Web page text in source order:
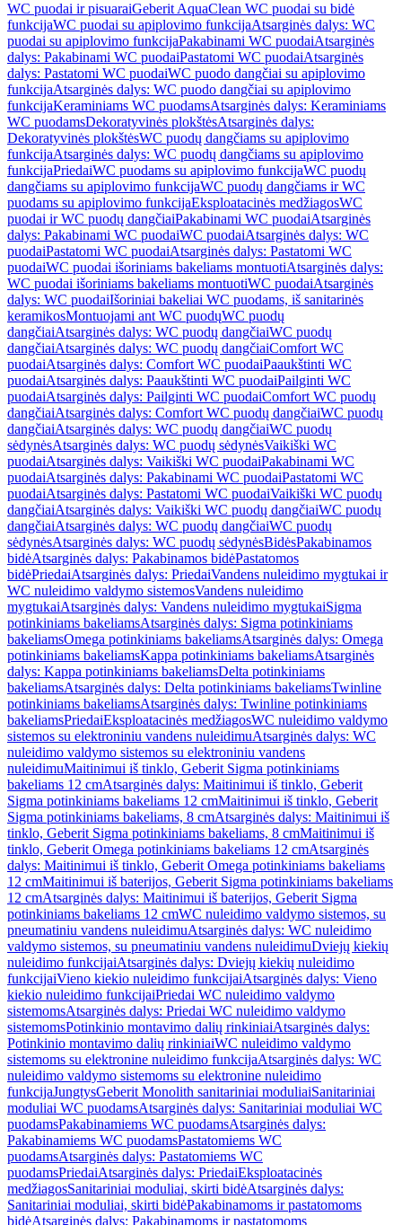
WC puodai ir pisuaraiGeberit AquaClean WC puodai su bidė
funkcijaWC puodai su apiplovimo funkcijaAtsarginės dalys: WC
puodai su apiplovimo funkcijaPakabinami WC puodaiAtsarginės
dalys: Pakabinami WC puodaiPastatomi WC puodaiAtsarginės
dalys: Pastatomi WC puodaiWC puodo dangčiai su apiplovimo
funkcijaAtsarginės dalys: WC puodo dangčiai su apiplovimo
funkcijaKeraminiams WC puodamsAtsarginės dalys: Keraminiams
WC puodamsDekoratyvinės plokštėsAtsarginės dalys:
Dekoratyvinės plokštėsWC puodų dangčiams su apiplovimo
funkcijaAtsarginės dalys: WC puodų dangčiams su apiplovimo
funkcijaPriedaiWC puodams su apiplovimo funkcijaWC puodų
dangčiams su apiplovimo funkcijaWC puodų dangčiams ir WC
puodams su apiplovimo funkcijaEksploatacinės medžiagosWC
puodai ir WC puodų dangčiaiPakabinami WC puodaiAtsarginės
dalys: Pakabinami WC puodaiWC puodaiAtsarginės dalys: WC
puodaiPastatomi WC puodaiAtsarginės dalys: Pastatomi WC
puodaiWC puodai išoriniams bakeliams montuotiAtsarginės dalys:
WC puodai išoriniams bakeliams montuotiWC puodaiAtsarginės
dalys: WC puodaiIšoriniai bakeliai WC puodams, iš sanitarinės
keramikosMontuojami ant WC puodųWC puodų
dangčiaiAtsarginės dalys: WC puodų dangčiaiWC puodų
dangčiaiAtsarginės dalys: WC puodų dangčiaiComfort WC
puodaiAtsarginės dalys: Comfort WC puodaiPaaukštinti WC
puodaiAtsarginės dalys: Paaukštinti WC puodaiPailginti WC
puodaiAtsarginės dalys: Pailginti WC puodaiComfort WC puodų
dangčiaiAtsarginės dalys: Comfort WC puodų dangčiaiWC puodų
dangčiaiAtsarginės dalys: WC puodų dangčiaiWC puodų
sėdynėsAtsarginės dalys: WC puodų sėdynėsVaikiški WC
puodaiAtsarginės dalys: Vaikiški WC puodaiPakabinami WC
puodaiAtsarginės dalys: Pakabinami WC puodaiPastatomi WC
puodaiAtsarginės dalys: Pastatomi WC puodaiVaikiški WC puodų
dangčiaiAtsarginės dalys: Vaikiški WC puodų dangčiaiWC puodų
dangčiaiAtsarginės dalys: WC puodų dangčiaiWC puodų
sėdynėsAtsarginės dalys: WC puodų sėdynėsBidėsPakabinamos
bidėAtsarginės dalys: Pakabinamos bidėPastatomos
bidėPriedaiAtsarginės dalys: PriedaiVandens nuleidimo mygtukai ir
WC nuleidimo valdymo sistemosVandens nuleidimo
mygtukaiAtsarginės dalys: Vandens nuleidimo mygtukaiSigma
potinkiniams bakeliamsAtsarginės dalys: Sigma potinkiniams
bakeliamsOmega potinkiniams bakeliamsAtsarginės dalys: Omega
potinkiniams bakeliamsKappa potinkiniams bakeliamsAtsarginės
dalys: Kappa potinkiniams bakeliamsDelta potinkiniams
bakeliamsAtsarginės dalys: Delta potinkiniams bakeliamsTwinline
potinkiniams bakeliamsAtsarginės dalys: Twinline potinkiniams
bakeliamsPriedaiEksploatacinės medžiagosWC nuleidimo valdymo
sistemos su elektroniniu vandens nuleidimuAtsarginės dalys: WC
nuleidimo valdymo sistemos su elektroniniu vandens
nuleidimuMaitinimui iš tinklo, Geberit Sigma potinkiniams
bakeliams 12 cmAtsarginės dalys: Maitinimui iš tinklo, Geberit
Sigma potinkiniams bakeliams 12 cmMaitinimui iš tinklo, Geberit
Sigma potinkiniams bakeliams, 8 cmAtsarginės dalys: Maitinimui iš
tinklo, Geberit Sigma potinkiniams bakeliams, 8 cmMaitinimui iš
tinklo, Geberit Omega potinkiniams bakeliams 12 cmAtsarginės
dalys: Maitinimui iš tinklo, Geberit Omega potinkiniams bakeliams
12 cmMaitinimui iš baterijos, Geberit Sigma potinkiniams bakeliams
12 cmAtsarginės dalys: Maitinimui iš baterijos, Geberit Sigma
potinkiniams bakeliams 12 cmWC nuleidimo valdymo sistemos, su
pneumatiniu vandens nuleidimuAtsarginės dalys: WC nuleidimo
valdymo sistemos, su pneumatiniu vandens nuleidimuDviejų kiekių
nuleidimo funkcijaiAtsarginės dalys: Dviejų kiekių nuleidimo
funkcijaiVieno kiekio nuleidimo funkcijaiAtsarginės dalys: Vieno
kiekio nuleidimo funkcijaiPriedai WC nuleidimo valdymo
sistemomsAtsarginės dalys: Priedai WC nuleidimo valdymo
sistemomsPotinkinio montavimo dalių rinkiniaiAtsarginės dalys:
Potinkinio montavimo dalių rinkiniaiWC nuleidimo valdymo
sistemoms su elektronine nuleidimo funkcijaAtsarginės dalys: WC
nuleidimo valdymo sistemoms su elektronine nuleidimo
funkcijaJungtysGeberit Monolith sanitariniai moduliaiSanitariniai
moduliai WC puodamsAtsarginės dalys: Sanitariniai moduliai WC
puodamsPakabinamiems WC puodamsAtsarginės dalys:
Pakabinamiems WC puodamsPastatomiems WC
puodamsAtsarginės dalys: Pastatomiems WC
puodamsPriedaiAtsarginės dalys: PriedaiEksploatacinės
medžiagosSanitariniai moduliai, skirti bidėAtsarginės dalys:
Sanitariniai moduliai, skirti bidėPakabinamoms ir pastatomoms
bidėAtsarginės dalys: Pakabinamoms ir pastatomoms